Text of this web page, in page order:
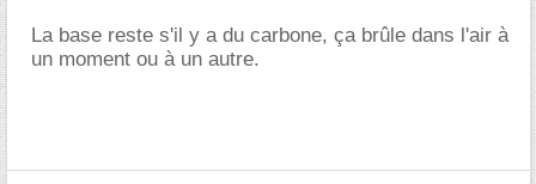
La base reste s'il y a du carbone, ça brûle dans l'air à
un moment ou à un autre.